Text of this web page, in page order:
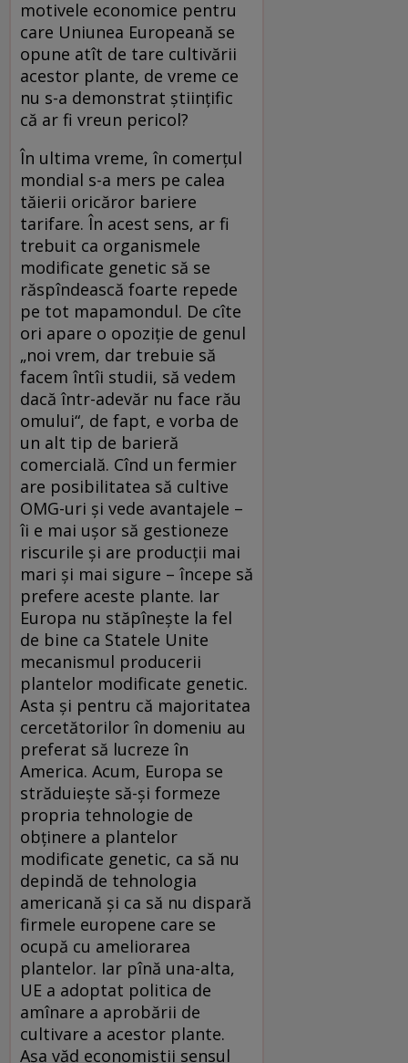
motivele economice pentru
care Uniunea Europeană se
opune atît de tare cultivării
acestor plante, de vreme ce
nu s-a demonstrat ştiinţific
că ar fi vreun pericol?
În ultima vreme, în comerţul
mondial s-a mers pe calea
tăierii oricăror bariere
tarifare. În acest sens, ar fi
trebuit ca organismele
modificate genetic să se
răspîndească foarte repede
pe tot mapamondul. De cîte
ori apare o opoziţie de genul
„noi vrem, dar trebuie să
facem întîi studii, să vedem
dacă într-adevăr nu face rău
omului“, de fapt, e vorba de
un alt tip de barieră
comercială. Cînd un fermier
are posibilitatea să cultive
OMG-uri şi vede avantajele –
îi e mai uşor să gestioneze
riscurile şi are producţii mai
mari şi mai sigure – începe să
prefere aceste plante. Iar
Europa nu stăpîneşte la fel
de bine ca Statele Unite
mecanismul producerii
plantelor modificate genetic.
Asta şi pentru că majoritatea
cercetătorilor în domeniu au
preferat să lucreze în
America. Acum, Europa se
străduieşte să-şi formeze
propria tehnologie de
obţinere a plantelor
modificate genetic, ca să nu
depindă de tehnologia
americană şi ca să nu dispară
firmele europene care se
ocupă cu ameliorarea
plantelor. Iar pînă una-alta,
UE a adoptat politica de
amînare a aprobării de
cultivare a acestor plante.
Aşa văd economiştii sensul